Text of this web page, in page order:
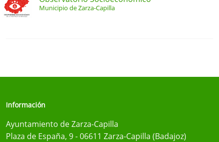
Municipio de Zarza-Capilla
Información
Ayuntamiento de Zarza-Capilla
Plaza de España, 9 - 06611 Zarza-Capilla (Badajoz)